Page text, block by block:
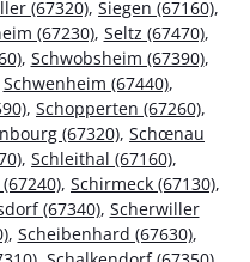
(67320), Siegen (67160),
(67230), Seltz (67470),
, Schwobsheim (67390),
Schwenheim (67440),
, Schopperten (67260),
(67320), Schœnau
, Schleithal (67160),
, Schirmeck (67130),
(67340), Scherwiller
, Scheibenhard (67630),